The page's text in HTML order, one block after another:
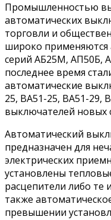
Промышленностью
автоматических
торговли и
широко применяются
серий АБ25М, АП50Б,
последнее время
автоматические
25, ВА51-25, ВА51-29,
выключателей новых
Автоматический
предназначен для
электрических
установлены
расцепители либо те
также
превышении